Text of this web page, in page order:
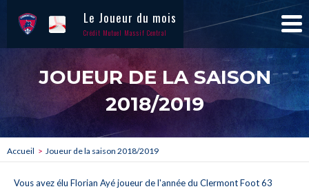
Le Joueur du mois
Crédit Mutuel Massif Central
JOUEUR DE LA SAISON
2018/2019
Accueil Joueur de la saison 2018/2019
Vous avez élu Florian Ayé joueur de l'année du Clermont Foot 63